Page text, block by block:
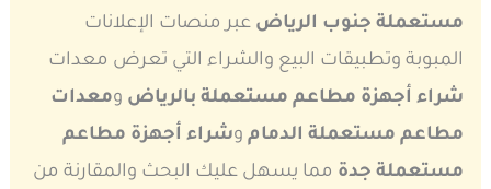
مستعملة جنوب الرياض عبر منصات الإعلانات
المبوبة وتطبيقات البيع والشراء التي تعرض معدات
شراء أجهزة مطاعم مستعملة بالرياض ومعدات
مطاعم مستعملة الدماموشراء أجهزة مطاعم
مستعملة جدة مما يسهل عليك البحث والمقارنة من